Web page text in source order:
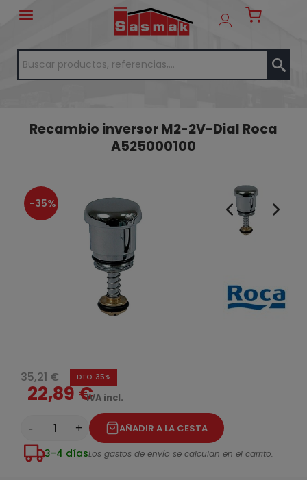
Recambio inversor M2-2V-Dial Roca
A525000100
-35%
35,21 € DTO. 35%
22,89 €IVA incl.
- + AÑADIR A LA CESTA
3-4 díasLos gastos de envío se calculan en el carrito.